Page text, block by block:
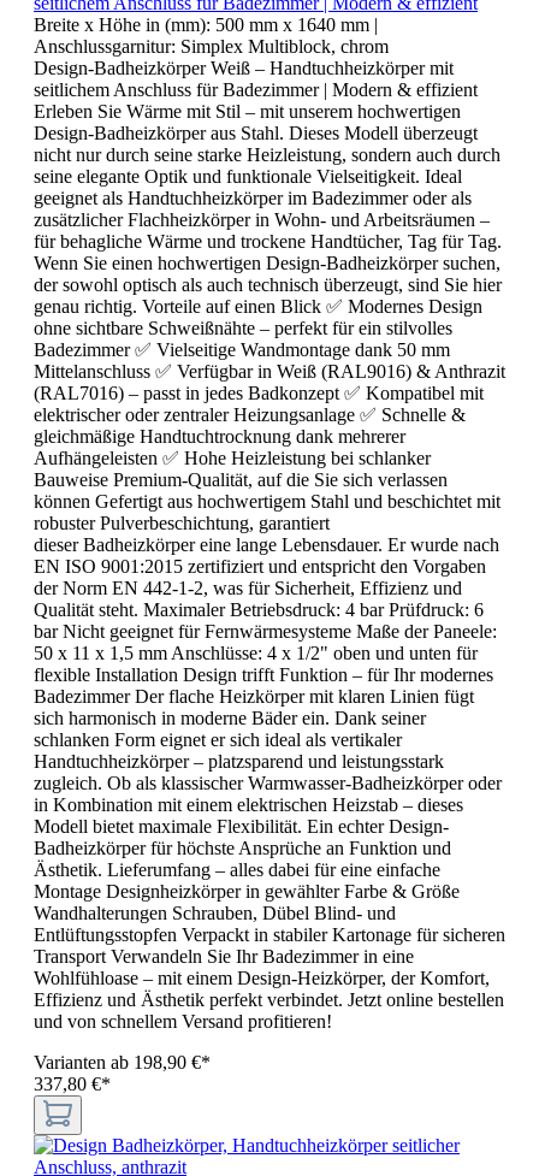
Breite x Höhe in (mm): 500 mm x 1640 mm |
Anschlussgarnitur: Simplex Multiblock, chrom
Design-Badheizkörper Weiß – Handtuchheizkörper mit
seitlichem Anschluss für Badezimmer | Modern & effizient
Erleben Sie Wärme mit Stil – mit unserem hochwertigen
Design-Badheizkörper aus Stahl. Dieses Modell überzeugt
nicht nur durch seine starke Heizleistung, sondern auch durch
seine elegante Optik und funktionale Vielseitigkeit. Ideal
geeignet als Handtuchheizkörper im Badezimmer oder als
zusätzlicher Flachheizkörper in Wohn- und Arbeitsräumen –
für behagliche Wärme und trockene Handtücher, Tag für Tag.
Wenn Sie einen hochwertigen Design-Badheizkörper suchen,
der sowohl optisch als auch technisch überzeugt, sind Sie hier
genau richtig. Vorteile auf einen Blick ✅ Modernes Design
ohne sichtbare Schweißnähte – perfekt für ein stilvolles
Badezimmer ✅ Vielseitige Wandmontage dank 50 mm
Mittelanschluss ✅ Verfügbar in Weiß (RAL9016) & Anthrazit
(RAL7016) – passt in jedes Badkonzept ✅ Kompatibel mit
elektrischer oder zentraler Heizungsanlage ✅ Schnelle &
gleichmäßige Handtuchtrocknung dank mehrerer
Aufhängeleisten ✅ Hohe Heizleistung bei schlanker
Bauweise Premium-Qualität, auf die Sie sich verlassen
können Gefertigt aus hochwertigem Stahl und beschichtet mit
robuster Pulverbeschichtung, garantiert
dieser Badheizkörper eine lange Lebensdauer. Er wurde nach
EN ISO 9001:2015 zertifiziert und entspricht den Vorgaben
der Norm EN 442-1-2, was für Sicherheit, Effizienz und
Qualität steht. Maximaler Betriebsdruck: 4 bar Prüfdruck: 6
bar Nicht geeignet für Fernwärmesysteme Maße der Paneele:
50 x 11 x 1,5 mm Anschlüsse: 4 x 1/2" oben und unten für
flexible Installation Design trifft Funktion – für Ihr modernes
Badezimmer Der flache Heizkörper mit klaren Linien fügt
sich harmonisch in moderne Bäder ein. Dank seiner
schlanken Form eignet er sich ideal als vertikaler
Handtuchheizkörper – platzsparend und leistungsstark
zugleich. Ob als klassischer Warmwasser-Badheizkörper oder
in Kombination mit einem elektrischen Heizstab – dieses
Modell bietet maximale Flexibilität. Ein echter Design-
Badheizkörper für höchste Ansprüche an Funktion und
Ästhetik. Lieferumfang – alles dabei für eine einfache
Montage Designheizkörper in gewählter Farbe & Größe
Wandhalterungen Schrauben, Dübel Blind- und
Entlüftungsstopfen Verpackt in stabiler Kartonage für sicheren
Transport Verwandeln Sie Ihr Badezimmer in eine
Wohlfühloase – mit einem Design-Heizkörper, der Komfort,
Effizienz und Ästhetik perfekt verbindet. Jetzt online bestellen
und von schnellem Versand profitieren!
Varianten ab 198,90 €*
337,80 €*